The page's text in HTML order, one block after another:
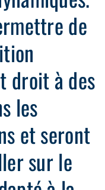
de
droit à des
les
et seront
sur le